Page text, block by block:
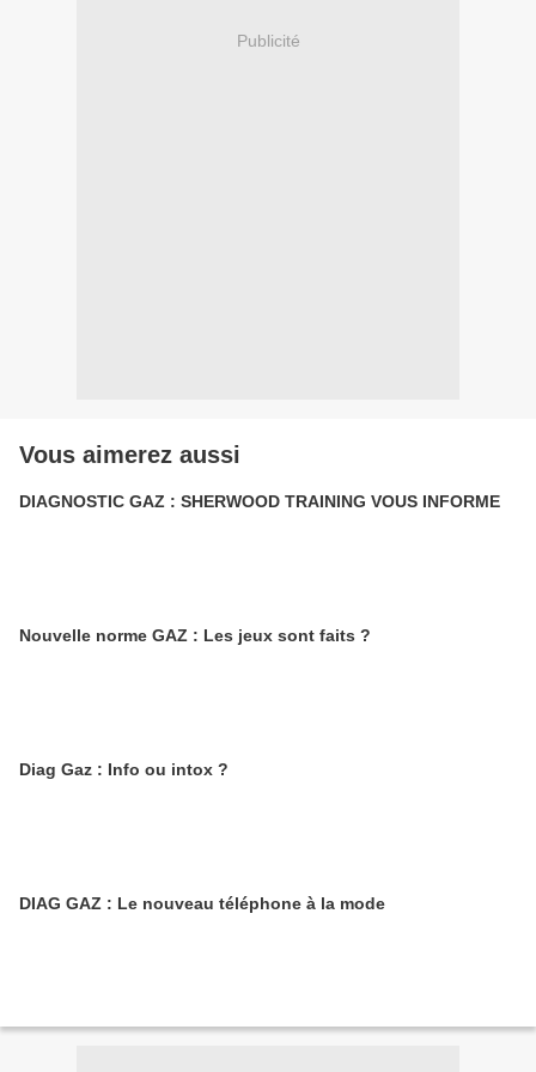
Publicité
Vous aimerez aussi
DIAGNOSTIC GAZ : SHERWOOD TRAINING VOUS INFORME
Nouvelle norme GAZ : Les jeux sont faits ?
Diag Gaz : Info ou intox ?
DIAG GAZ : Le nouveau téléphone à la mode